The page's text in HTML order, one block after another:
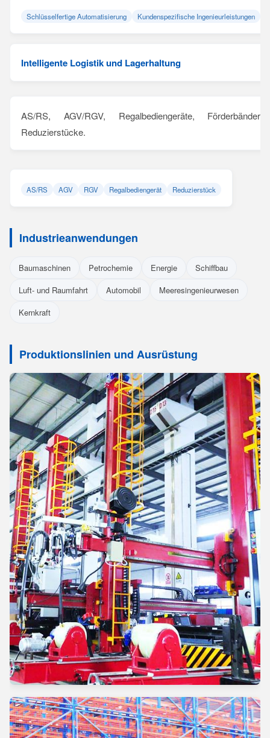
Schlüsselfertige Automatisierung Kundenspezifische Ingenieurleistungen
Intelligente Logistik und Lagerhaltung
AS/RS, AGV/RGV, Regalbediengeräte,
Reduzierstücke.
AS/RS AGV RGV Regalbediengerät Reduzierstück
Industrieanwendungen
Baumaschinen Petrochemie Energie
Schiffbau
Luft- und Raumfahrt
Automobil
Meeresingenieurwesen
Kernkraft
Produktionslinien und Ausrüstung